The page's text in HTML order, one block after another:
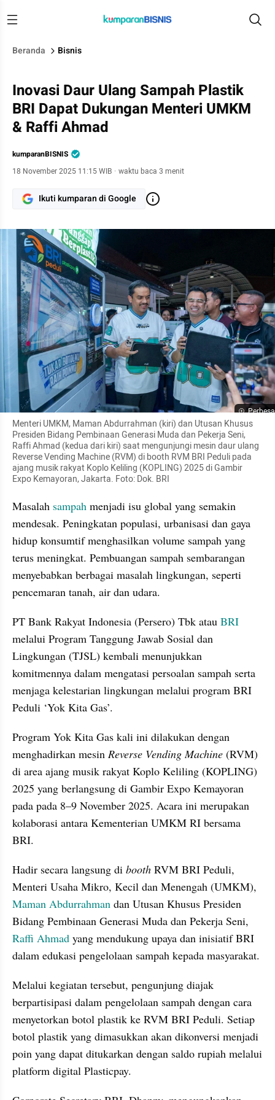
Beranda Bisnis
Inovasi Daur Ulang Sampah Plastik
BRI Dapat Dukungan Menteri UMKM
& Raffi Ahmad
kumparanBISNIS
18 November 2025 11:15 WIB · waktu baca 3 menit
Ikuti kumparan di Google
Menteri UMKM, Maman Abdurrahman (kiri) dan Utusan Khusus
Presiden Bidang Pembinaan Generasi Muda dan Pekerja Seni,
Raffi Ahmad (kedua dari kiri) saat mengunjungi mesin daur ulang
Reverse Vending Machine (RVM) di booth RVM BRI Peduli pada
ajang musik rakyat Koplo Keliling (KOPLING) 2025 di Gambir
Expo Kemayoran, Jakarta. Foto: Dok. BRI
Masalah sampah menjadi isu global yang semakin
mendesak. Peningkatan populasi, urbanisasi dan gaya
hidup konsumtif menghasilkan volume sampah yang
terus meningkat. Pembuangan sampah sembarangan
menyebabkan berbagai masalah lingkungan, seperti
pencemaran tanah, air dan udara.
PT Bank Rakyat Indonesia (Persero) Tbk atau BRI
melalui Program Tanggung Jawab Sosial dan
Lingkungan (TJSL) kembali menunjukkan
komitmennya dalam mengatasi persoalan sampah serta
menjaga kelestarian lingkungan melalui program BRI
Peduli ‘Yok Kita Gas’.
Program Yok Kita Gas kali ini dilakukan dengan
menghadirkan mesin Reverse Vending Machine (RVM)
di area ajang musik rakyat Koplo Keliling (KOPLING)
2025 yang berlangsung di Gambir Expo Kemayoran
pada pada 8–9 November 2025. Acara ini merupakan
kolaborasi antara Kementerian UMKM RI bersama
BRI.
Hadir secara langsung di booth RVM BRI Peduli,
Maman Abdurrahman dan Utusan Khusus Presiden
Raffi Ahmad yang mendukung upaya dan inisiatif BRI
dalam edukasi pengelolaan sampah kepada masyarakat.
Melalui kegiatan tersebut, pengunjung diajak
berpartisipasi dalam pengelolaan sampah dengan cara
menyetorkan botol plastik ke RVM BRI Peduli. Setiap
botol plastik yang dimasukkan akan dikonversi menjadi
poin yang dapat ditukarkan dengan saldo rupiah melalui
platform digital Plasticpay.